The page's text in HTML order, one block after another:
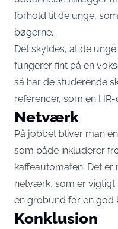
forhold til de unge,
bøgerne.
Det skyldes, at de
fungerer fint på en
så har de studerende
referencer, som en
Netværk
På jobbet bliver man
som både inkluderer
kaffeautomaten. Det
netværk, som er vigtigt
en grobund for en god
Konklusion